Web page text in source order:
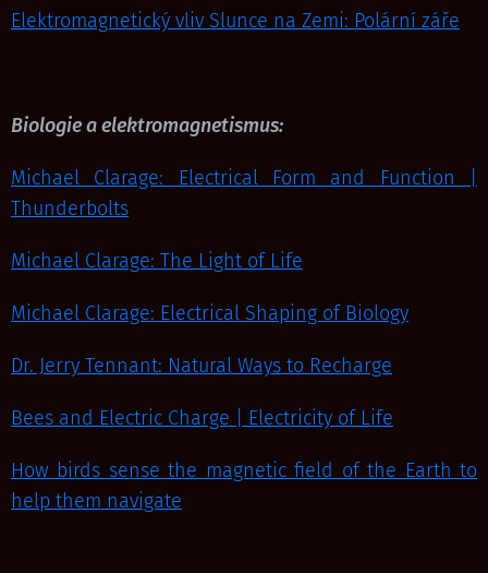
Elektromagnetický vliv Slunce na Zemi: Polární záře
Biologie a elektromagnetismus:
Michael Clarage: Electrical Form and Function |
Thunderbolts
Michael Clarage: The Light of Life
Michael Clarage: Electrical Shaping of Biology
Dr. Jerry Tennant: Natural Ways to Recharge
Bees and Electric Charge | Electricity of Life
How birds sense the magnetic field of the Earth to
help them navigate